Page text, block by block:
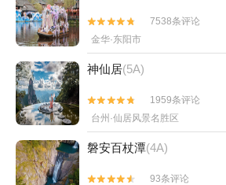


7538条评论
金华·东阳市
神仙居(5A)


1959条评论
台州·仙居风景名胜区
磐安百杖潭(4A)


93条评论